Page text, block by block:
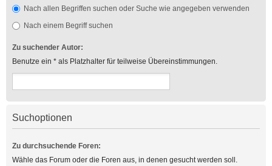
Nach allen Begriffen suchen oder Suche wie angegeben verwenden
Nach einem Begriff suchen
Zu suchender Autor:
Benutze ein * als Platzhalter für teilweise Übereinstimmungen.
Suchoptionen
Zu durchsuchende Foren:
Wähle das Forum oder die Foren aus, in denen gesucht werden soll.